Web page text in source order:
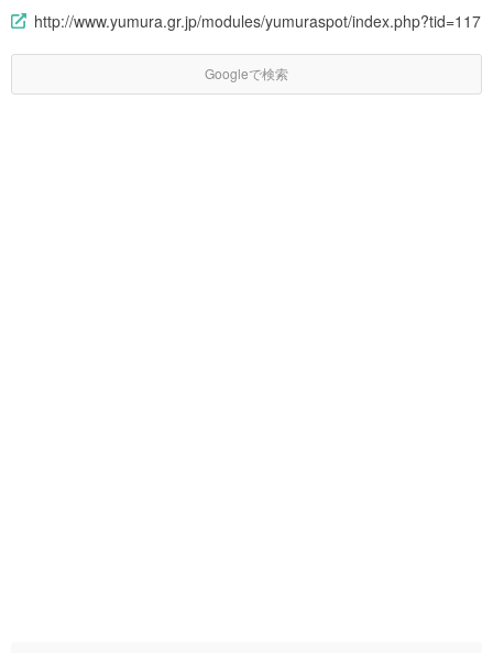
http://www.yumura.gr.jp/modules/yumuraspot/index.php?tid=117
Googleで検索